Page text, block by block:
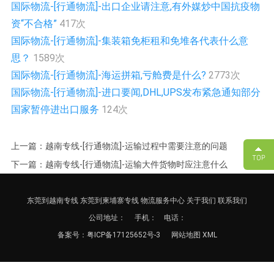
国际物流-[行通物流]-出口企业请注意,有外媒炒中国抗疫物
资“不合格” 417次
国际物流-[行通物流]-集装箱免柜租和免堆各代表什么意
思？ 1589次
国际物流-[行通物流]-海运拼箱,亏舱费是什么? 2773次
国际物流-[行通物流]-进口要闻,DHL,UPS发布紧急通知部分
国家暂停进出口服务 124次
上一篇：越南专线-[行通物流]-运输过程中需要注意的问题
下一篇：越南专线-[行通物流]-运输大件货物时应注意什么
东莞到越南专线 东莞到柬埔寨专线 物流服务中心 关于我们 联系我们
公司地址： 手机： 电话：
备案号： 粤ICP备17125652号-3 网站地图 XML